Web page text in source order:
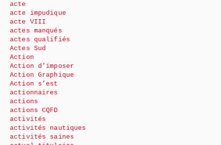
acte
acte impudique
acte VIII
actes manqués
actes qualifiés
Actes Sud
Action
Action d’imposer
Action Graphique
Action s’est
actionnaires
actions
actions CQFD
activités
activités nautiques
activités saines